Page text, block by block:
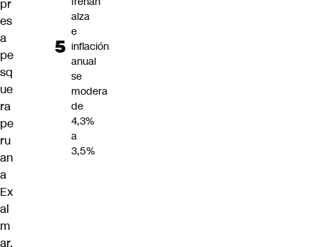
pr
es
a
pe
sq
ue
ra
pe
ru
an
a
Ex
al
m
ar.
alza
e
inflación
anual
se
modera
de
4,3%
a
3,5%